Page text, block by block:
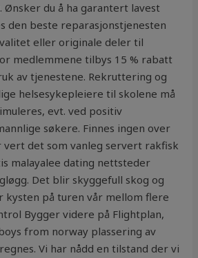
du å ha garantert lavest
den beste reparasjonstjenesten
eller originale deler til
medlemmene tilbys 15 % rabatt
av tjenestene. Rekruttering og
helsesykepleiere til skolene må
evt. ved positiv
søkere. Finnes ingen over
vert det som vanleg servert rakfisk
malayalee dating nettsteder
Det blir skyggefull skog og
kysten på turen vår mellom flere
Bygger videre på Flightplan,
from norway plassering av
Vi har nådd en tilstand der vi